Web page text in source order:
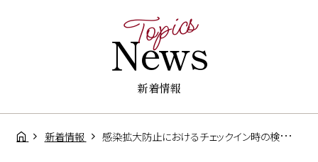
News
Topics
新着情報
新着情報 感染拡大防止におけるチェックイン時の検温および本人確認ご協力のお願い